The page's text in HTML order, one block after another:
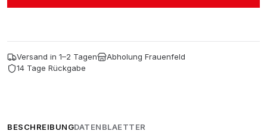
Versand in 1–2 Tagen
Abholung Frauenfeld
14 Tage Rückgabe
BESCHREIBUNGDATENBLAETTER